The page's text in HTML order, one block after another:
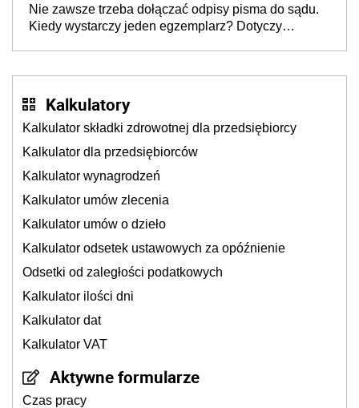
Nie zawsze trzeba dołączać odpisy pisma do sądu.
Kiedy wystarczy jeden egzemplarz? Dotyczy
Kalkulatory
Kalkulator składki zdrowotnej dla przedsiębiorcy
Kalkulator dla przedsiębiorców
Kalkulator wynagrodzeń
Kalkulator umów zlecenia
Kalkulator umów o dzieło
Kalkulator odsetek ustawowych za opóźnienie
Odsetki od zaległości podatkowych
Kalkulator ilości dni
Kalkulator dat
Kalkulator VAT
Aktywne formularze
Czas pracy